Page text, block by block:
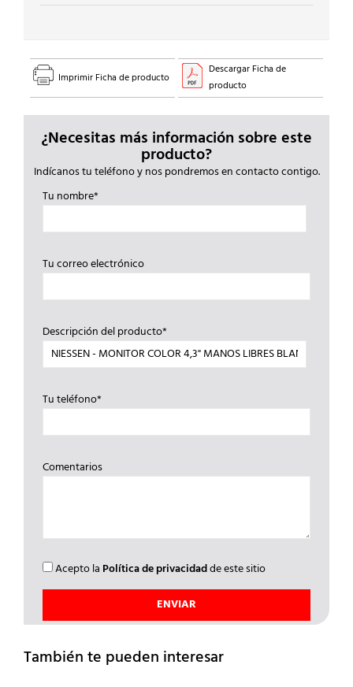
Imprimir Ficha de producto
Descargar Ficha de
producto
¿Necesitas más información sobre este
producto?
Indícanos tu teléfono y nos pondremos en contacto contigo.
Tu nombre*
Tu correo electrónico
Descripción del producto*
Tu teléfono*
Comentarios
Acepto la Política de privacidadde este sitio
También te pueden interesar